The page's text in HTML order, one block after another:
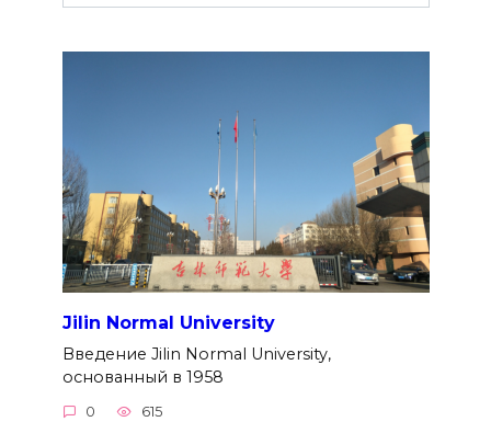
Jilin Normal University
Введение Jilin Normal University,
основанный в 1958
0 615